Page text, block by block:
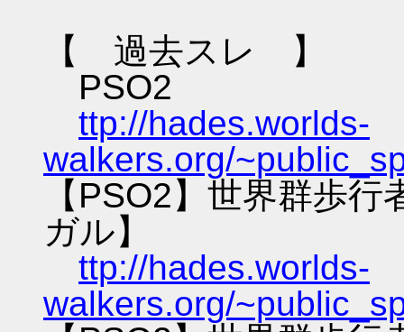
【 過去スレ 】
PSO2
ttp://hades.worlds-
walkers.org/
【PSO2】世界群歩
ガル】
ttp://hades.worlds-
walkers.org/